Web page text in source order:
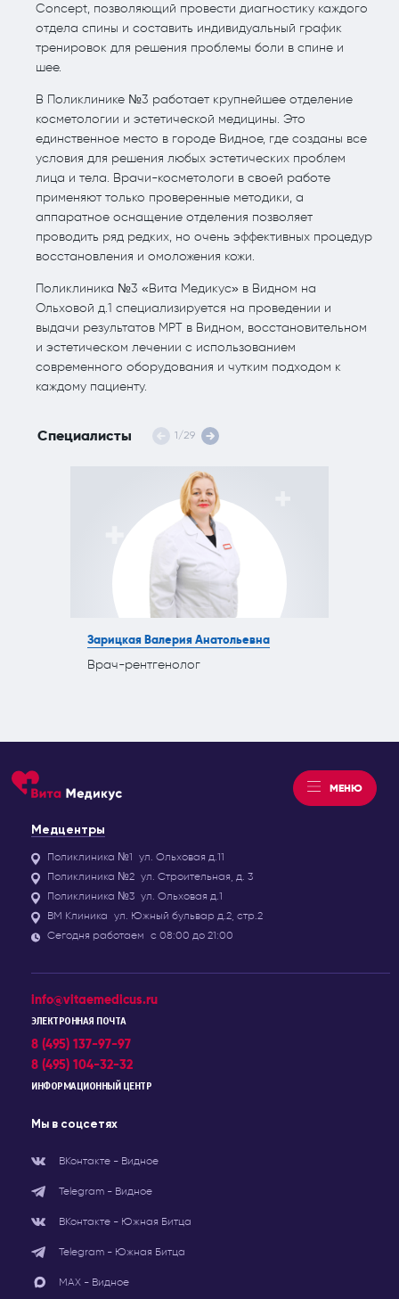
Concept, позволяющий провести диагностику каждого
отдела спины и составить индивидуальный график
тренировок для решения проблемы боли в спине и
шее.
В Поликлинике №3 работает крупнейшее отделение
косметологии и эстетической медицины. Это
единственное место в городе Видное, где созданы все
условия для решения любых эстетических проблем
лица и тела. Врачи-косметологи в своей работе
применяют только проверенные методики, а
аппаратное оснащение отделения позволяет
проводить ряд редких, но очень эффективных процедур
восстановления и омоложения кожи.
Поликлиника №3 «Вита Медикус» в Видном на
Ольховой д.1 специализируется на проведении и
выдачи результатов МРТ в Видном, восстановительном
и эстетическом лечении с использованием
современного оборудования и чутким подходом к
каждому пациенту.
Специалисты 1 /29
Зарицкая Валерия Анатольевна
Врач-рентгенолог
МЕНЮ
Медцентры
Поликлиника №1 ул. Ольховая д.11
Поликлиника №2 ул. Строительная, д. 3
Поликлиника №3 ул. Ольховая д.1
ВМ Клиника ул. Южный бульвар д.2, стр.2
Сегодня работаем с 08:00 до 21:00
info@vitaemedicus.ru
ЭЛЕКТРОННАЯ ПОЧТА
8 (495) 137-97-97
8 (495) 104-32-32
ИНФОРМАЦИОННЫЙ ЦЕНТР
Мы в соцсетях
ВКонтакте - Видное
Telegram - Видное
ВКонтакте - Южная Битца
Telegram - Южная Битца
МАХ - Видное